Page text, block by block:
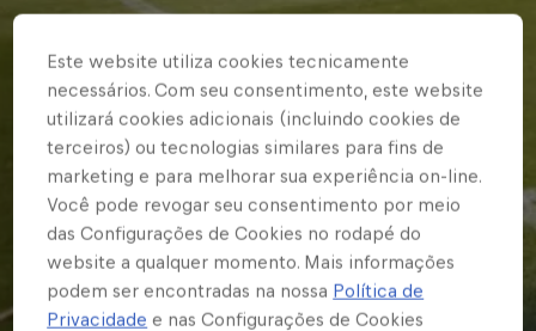
© Red Bull Bragantino
Este website utiliza cookies tecnicamente
necessários. Com seu consentimento, este website
utilizará cookies adicionais (incluindo cookies de
terceiros) ou tecnologias similares para fins de
marketing e para melhorar sua experiência on-line.
Você pode revogar seu consentimento por meio
das Configurações de Cookies no rodapé do
website a qualquer momento. Mais informações
podem ser encontradas na nossa Política de
Privacidade e nas Configurações de Cookies